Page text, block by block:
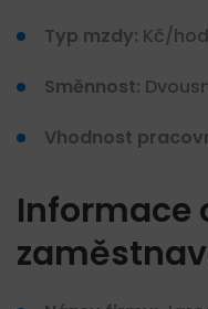
Typ mzdy: Kč/
Směnnost:
Vhodnost
Informace